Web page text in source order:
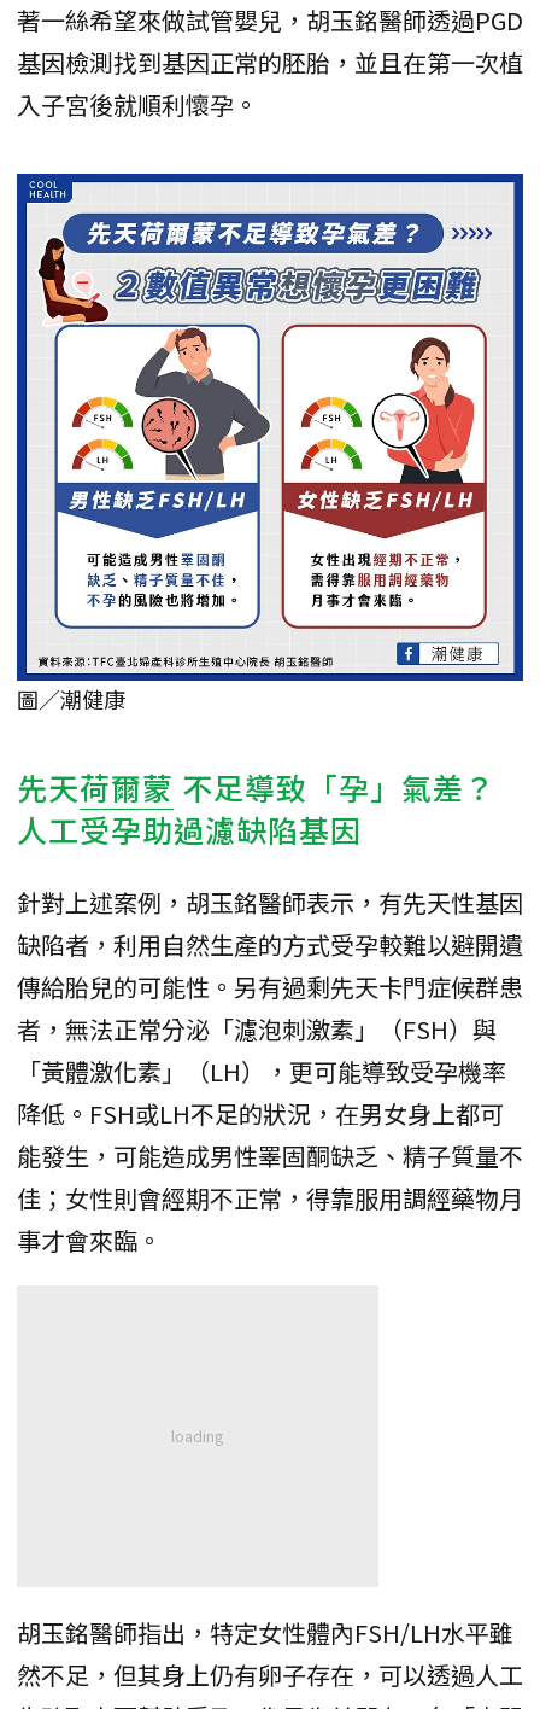
著一絲希望來做試管嬰兒，胡玉銘醫師透過PGD
基因檢測找到基因正常的胚胎，並且在第一次植
入子宮後就順利懷孕。
圖／潮健康
先天荷爾蒙 不足導致「孕」氣差？
人工受孕助過濾缺陷基因
針對上述案例，胡玉銘醫師表示，有先天性基因
缺陷者，利用自然生產的方式受孕較難以避開遺
傳給胎兒的可能性。另有過剩先天卡門症候群患
者，無法正常分泌「濾泡刺激素」（FSH）與
「黃體激化素」（LH），更可能導致受孕機率
降低。FSH或LH不足的狀況，在男女身上都可
能發生，可能造成男性睪固酮缺乏、精子質量不
佳；女性則會經期不正常，得靠服用調經藥物月
事才會來臨。
胡玉銘醫師指出，特定女性體內FSH/LH水平雖
然不足，但其身上仍有卵子存在，可以透過人工